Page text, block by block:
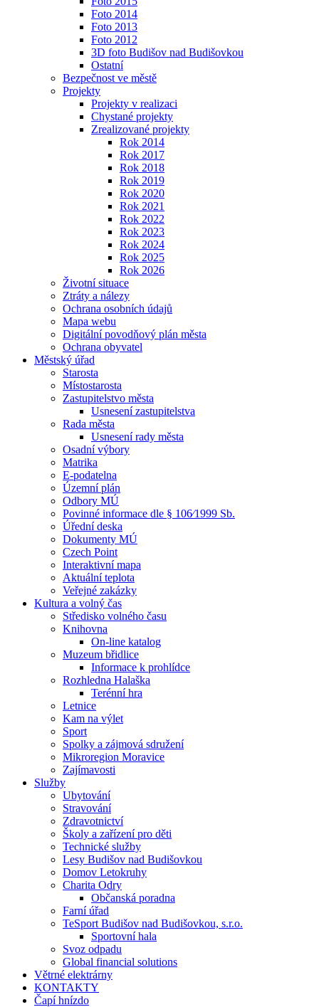
Foto 2014
Foto 2013
Foto 2012
3D foto Budišov nad Budišovkou
Ostatní
Bezpečnost ve městě
Projekty
Projekty v realizaci
Chystané projekty
Zrealizované projekty
Rok 2014
Rok 2017
Rok 2018
Rok 2019
Rok 2020
Rok 2021
Rok 2022
Rok 2023
Rok 2024
Rok 2025
Rok 2026
Životní situace
Ztráty a nálezy
Ochrana osobních údajů
Mapa webu
Digitální povodňový plán města
Ochrana obyvatel
Městský úřad
Starosta
Místostarosta
Zastupitelstvo města
Usnesení zastupitelstva
Rada města
Usnesení rady města
Osadní výbory
Matrika
E-podatelna
Územní plán
Odbory MÚ
Povinné informace dle § 106⁄1999 Sb.
Úřední deska
Dokumenty MÚ
Czech Point
Interaktivní mapa
Aktuální teplota
Veřejné zakázky
Kultura a volný čas
Středisko volného času
Knihovna
On-line katalog
Muzeum břidlice
Informace k prohlídce
Rozhledna Halaška
Terénní hra
Letnice
Kam na výlet
Sport
Spolky a zájmová sdružení
Mikroregion Moravice
Zajímavosti
Služby
Ubytování
Stravování
Zdravotnictví
Školy a zařízení pro děti
Technické služby
Lesy Budišov nad Budišovkou
Domov Letokruhy
Charita Odry
Občanská poradna
Farní úřad
TeSport Budišov nad Budišovkou, s.r.o.
Sportovní hala
Svoz odpadu
Global financial solutions
Větrné elektrárny
KONTAKTY
Čapí hnízdo